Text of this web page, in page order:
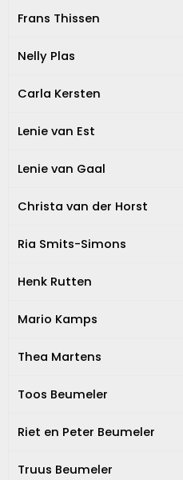
Frans Thissen
Nelly Plas
Carla Kersten
Lenie van Est
Lenie van Gaal
Christa van der Horst
Ria Smits-Simons
Henk Rutten
Mario Kamps
Thea Martens
Toos Beumeler
Riet en Peter Beumeler
Truus Beumeler